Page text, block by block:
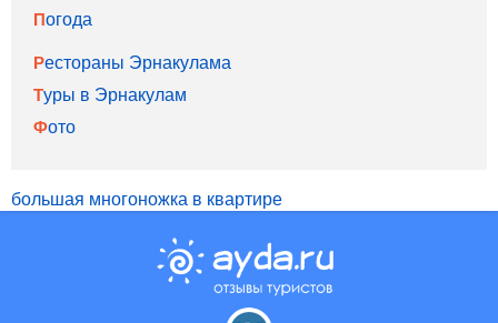
Погода
Рестораны Эрнакулама
Туры в Эрнакулам
Фото
большая многоножка в квартире